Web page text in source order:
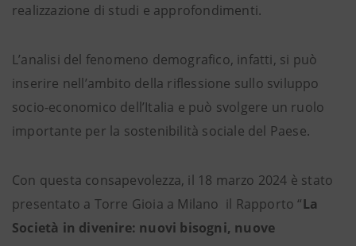
realizzazione di studi e approfondimenti.
L’analisi del fenomeno demografico, infatti, si può
inserire nell’ambito della riflessione sullo sviluppo
socio-economico dell’Italia e può svolgere un ruolo
importante per la sostenibilità sociale del Paese.
Con questa consapevolezza, il 18 marzo 2024 è stato
presentato a Torre Gioia a Milano il Rapporto “La
Società in divenire: nuovi bisogni, nuove